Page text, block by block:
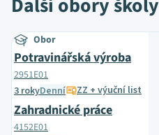
Další obory školy
Obor
Potravinářská výroba
2951E01
3 rokyDenní ZZ + výuční list
Zahradnické práce
4152E01